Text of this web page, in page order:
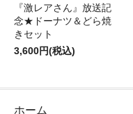
『激レアさん』放送記
念★ドーナツ＆どら焼
きセット
3,600円(税込)
ホーム